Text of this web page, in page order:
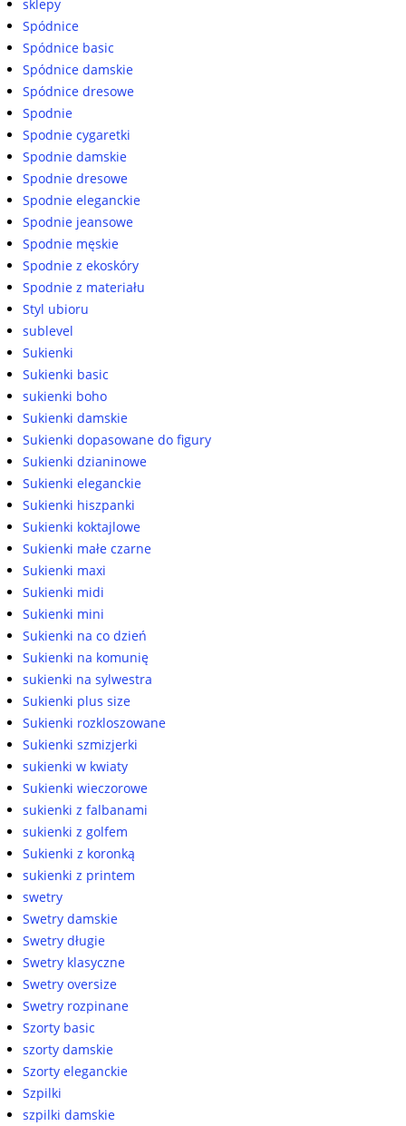
sklepy
Spódnice
Spódnice basic
Spódnice damskie
Spódnice dresowe
Spodnie
Spodnie cygaretki
Spodnie damskie
Spodnie dresowe
Spodnie eleganckie
Spodnie jeansowe
Spodnie męskie
Spodnie z ekoskóry
Spodnie z materiału
Styl ubioru
sublevel
Sukienki
Sukienki basic
sukienki boho
Sukienki damskie
Sukienki dopasowane do figury
Sukienki dzianinowe
Sukienki eleganckie
Sukienki hiszpanki
Sukienki koktajlowe
Sukienki małe czarne
Sukienki maxi
Sukienki midi
Sukienki mini
Sukienki na co dzień
Sukienki na komunię
sukienki na sylwestra
Sukienki plus size
Sukienki rozkloszowane
Sukienki szmizjerki
sukienki w kwiaty
Sukienki wieczorowe
sukienki z falbanami
sukienki z golfem
Sukienki z koronką
sukienki z printem
swetry
Swetry damskie
Swetry długie
Swetry klasyczne
Swetry oversize
Swetry rozpinane
Szorty basic
szorty damskie
Szorty eleganckie
Szpilki
szpilki damskie